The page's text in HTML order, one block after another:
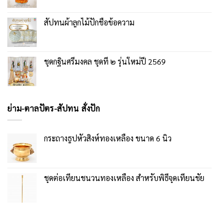
สัปทนผ้าลูกไม้ปักชื่อข้อความ
ชุดกฐินศรีมงคล ชุดที่ ๒ รุ่นใหม่ปี 2569
ย่าม-ตาลปัตร-สัปทน สั่งปัก
กระถางธูปหัวสิงห์ทองเหลือง ขนาด 6 นิ้ว
ชุดต่อเทียนชนวนทองเหลือง สำหรับพิธีจุดเทียนชัย